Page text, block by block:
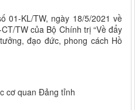
01-KL/TW, ngày 18/5/2021 về
TW của Bộ Chính trị “Về đẩy
đạo đức, phong cách Hồ
cơ quan Đảng tỉnh